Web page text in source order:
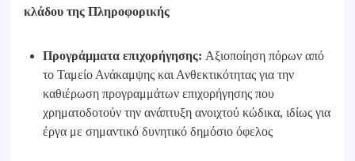
κλάδου της Πληροφορικής
Προγράμματα επιχορήγησης: Αξιοποίηση πόρων από
το Ταμείο Ανάκαμψης και Ανθεκτικότητας για την
καθιέρωση προγραμμάτων επιχορήγησης που
χρηματοδοτούν την ανάπτυξη ανοιχτού κώδικα, ιδίως για
έργα με σημαντικό δυνητικό δημόσιο όφελος